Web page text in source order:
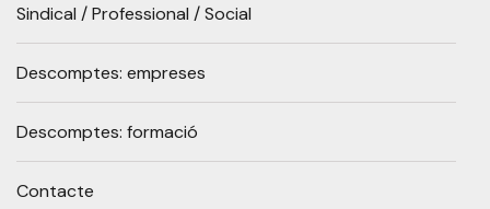
Sindical / Professional / Social
Descomptes: empreses
Descomptes: formació
Contacte